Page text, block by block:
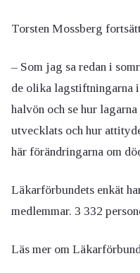
Torsten Mossberg
– Som jag sa redan i
de olika lagstiftningarna
halvön och se hur
utvecklats och hur
här förändringarna om
Läkarförbundets enkät
medlemmar. 3 332
Läs mer om